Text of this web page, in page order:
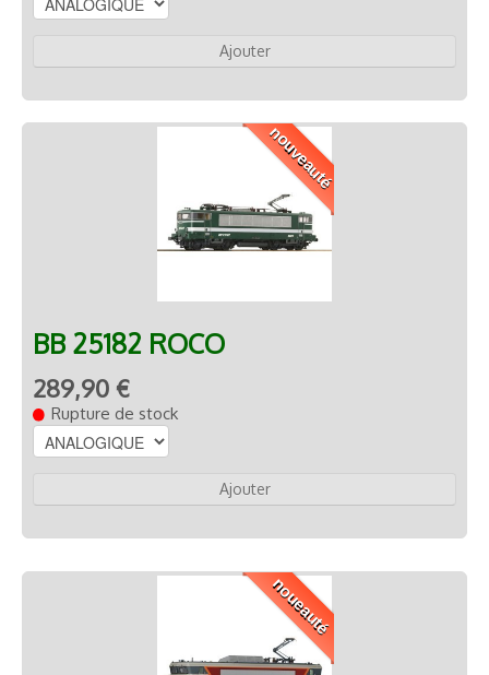
Ajouter
nouveauté
BB 25182 ROCO
289,90 €
Rupture de stock
Ajouter
noueauté